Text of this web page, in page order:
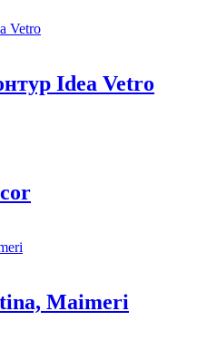
Idea Vetro
Maimeri